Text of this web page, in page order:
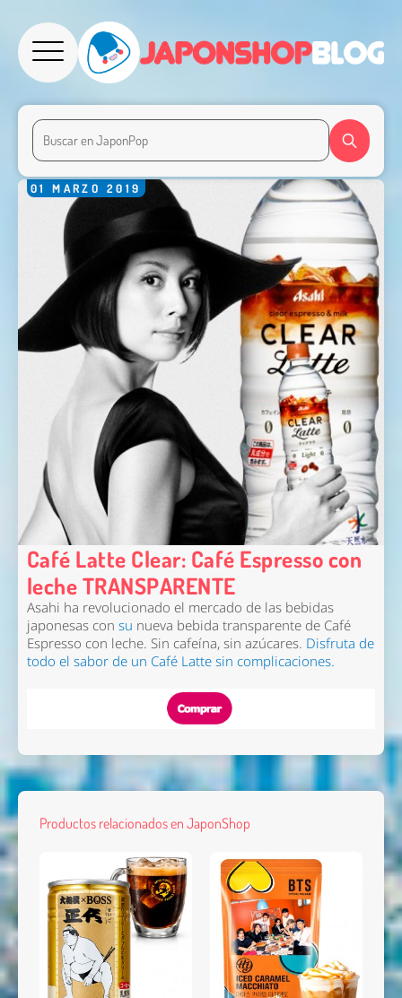
01 MARZO 2019
Café Latte Clear: Café Espresso con
leche TRANSPARENTE
Asahi ha revolucionado el mercado de las bebidas
japonesas con su nueva bebida transparente de Café
Espresso con leche. Sin cafeína, sin azúcares. Disfruta de
todo el sabor de un Café Lattesin complicaciones.
Productos relacionados en JaponShop